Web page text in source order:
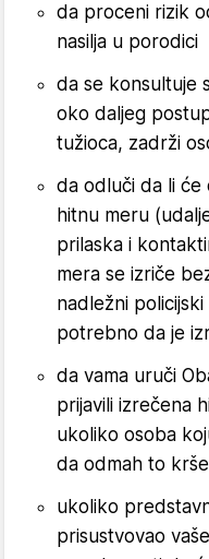
da proceni rizik
nasilja u porodici
da se konsultuje
oko daljeg
tužioca, zadrži
da odluči da li će
hitnu meru
prilaska i
mera se izriče
nadležni
potrebno da je
da vama uruči
prijavili izrečena
ukoliko osoba
da odmah to
ukoliko
prisustvovao